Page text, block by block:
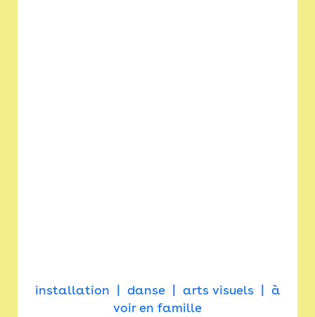
installation danse arts visuels
à
voir en famille